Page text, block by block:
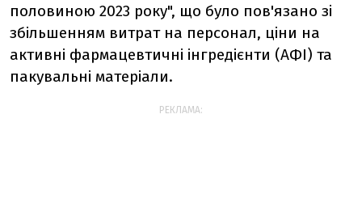
половиною 2023 року", що було пов'язано зі
збільшенням витрат на персонал, ціни на
активні фармацевтичні інгредієнти (АФІ) та
пакувальні матеріали.
РЕКЛАМА: